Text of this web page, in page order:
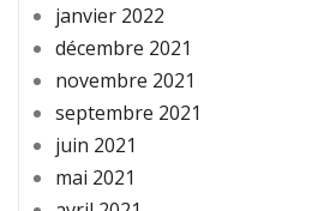
janvier 2022
décembre 2021
novembre 2021
septembre 2021
juin 2021
mai 2021